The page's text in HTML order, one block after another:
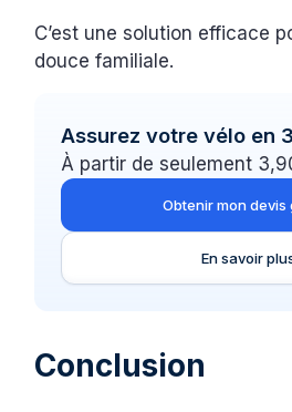
C’est une solution efficace
douce familiale.
Assurez votre vélo en
À partir de seulement
Obtenir mon devis
En savoir
Conclusion